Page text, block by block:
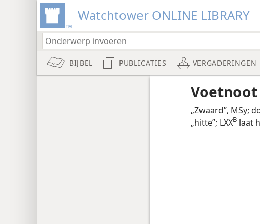
Watchtower ONLINE LIBRARY
BIJBEL PUBLICATIES VERGADERINGEN
Voetnoot
„Zwaard”, MSy;
„hitte”; LXXB laat